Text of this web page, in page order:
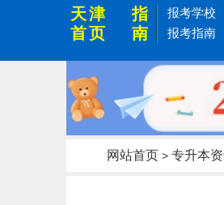
天津
首页
指
南
报考学校
报考指南
网站首页 > 专升本